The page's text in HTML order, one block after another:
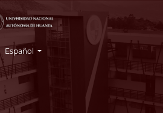
Cambiar el idioma. El idioma actual es:
Español